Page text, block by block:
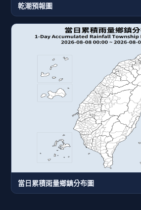
乾潮預報圖
當日累積雨量鄉鎮分布圖